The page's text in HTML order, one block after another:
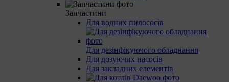
Запчастини
Для водних пилососів
Для дезінфікуючого обладнання
Для дозуючих насосів
Для закладних елементів